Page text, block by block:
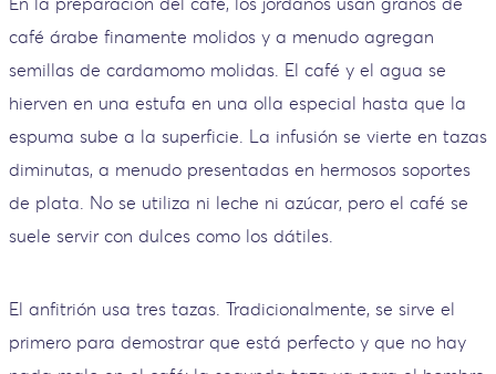
café árabe finamente molidos y a menudo agregan
semillas de cardamomo molidas. El café y el agua se
hierven en una estufa en una olla especial hasta que la
espuma sube a la superficie. La infusión se vierte en tazas
diminutas, a menudo presentadas en hermosos soportes
de plata. No se utiliza ni leche ni azúcar, pero el café se
suele servir con dulces como los dátiles.
El anfitrión usa tres tazas. Tradicionalmente, se sirve el
primero para demostrar que está perfecto y que no hay